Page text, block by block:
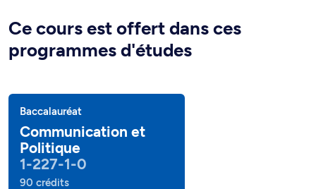
Ce cours est offert dans ces
programmes d'études
Baccalauréat
Communication et
Politique
1-227-1-0
90 crédits